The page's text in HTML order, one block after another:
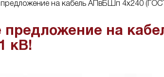
предложение на кабель АПвБШп 4х240
предложение на
кВ!